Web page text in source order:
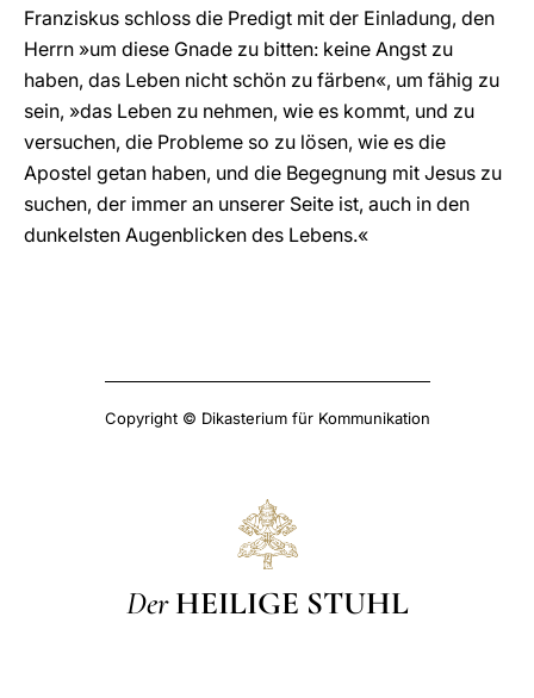
Franziskus schloss die Predigt mit der Einladung, den
Herrn »um diese Gnade zu bitten: keine Angst zu
haben, das Leben nicht schön zu färben«, um fähig zu
sein, »das Leben zu nehmen, wie es kommt, und zu
versuchen, die Probleme so zu lösen, wie es die
Apostel getan haben, und die Begegnung mit Jesus zu
suchen, der immer an unserer Seite ist, auch in den
dunkelsten Augenblicken des Lebens.«
Copyright © Dikasterium für Kommunikation
Der HEILIGE STUHL